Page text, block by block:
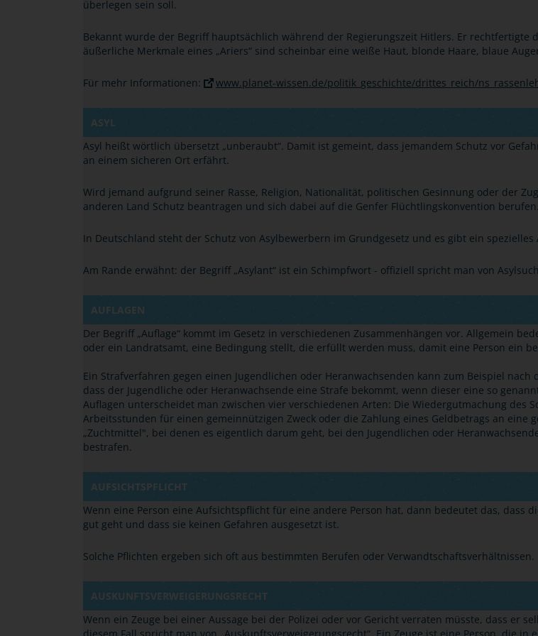
überlegen sein soll.
Bekannt wurde der Begriff hauptsächlich während der Regierungszeit Hitlers. Er rechtfertigte
äußerliche Merkmale eines „Ariers“ sind scheinbar eine weiße Haut, blonde Haare, blaue
Für mehr Informationen: www.planet-wissen.de/politik_geschichte/drittes_reich/
ASYL
Asyl heißt wörtlich übersetzt „unberaubt“. Damit ist gemeint, dass jemandem Schutz vor
an einem sicheren Ort erfährt.
Wird jemand aufgrund seiner Rasse, Religion, Nationalität, politischen Gesinnung oder der
anderen Land Schutz beantragen und sich dabei auf die Genfer Flüchtlingskonvention berufen.
In Deutschland steht der Schutz von Asylbewerbern im Grundgesetz und es gibt ein spezielles
Am Rande erwähnt: der Begriff „Asylant“ ist ein Schimpfwort - offiziell spricht man von
AUFLAGEN
Der Begriff „Auflage“ kommt im Gesetz in verschiedenen Zusammenhängen vor. Allgemein
oder ein Landratsamt, eine Bedingung stellt, die erfüllt werden muss, damit eine Person ein
Ein Strafverfahren gegen einen Jugendlichen oder Heranwachsenden kann zum Beispiel nach
dass der Jugendliche oder Heranwachsende eine Strafe bekommt, wenn dieser eine so
Auflagen unterscheidet man zwischen vier verschiedenen Arten: Die Wiedergutmachung des
Arbeitsstunden für einen gemeinnützigen Zweck oder die Zahlung eines Geldbetrags an eine
„Zuchtmittel", bei denen es eigentlich darum geht, bei den Jugendlichen oder
bestrafen.
AUFSICHTSPFLICHT
Wenn eine Person eine Aufsichtspflicht für eine andere Person hat, dann bedeutet das, dass
gut geht und dass sie keinen Gefahren ausgesetzt ist.
Solche Pflichten ergeben sich oft aus bestimmten Berufen oder Verwandtschaftsverhältnissen.
AUSKUNFTSVERWEIGERUNGSRECHT
Wenn ein Zeuge bei einer Aussage bei der Polizei oder vor Gericht verraten müsste, dass er